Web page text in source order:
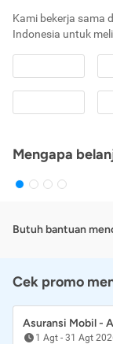
Kami bekerja sama
Indonesia untuk
Mengapa
Butuh bantuan
Cek promo
Asuransi Mobil -
1 Agt - 31 Agt